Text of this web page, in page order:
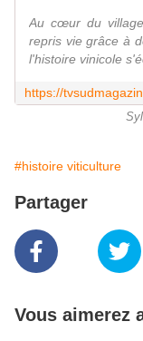
Au cœur du
repris vie grâce à
l'histoire vinicole
#histoire viticulture
Partager
Vous aimerez